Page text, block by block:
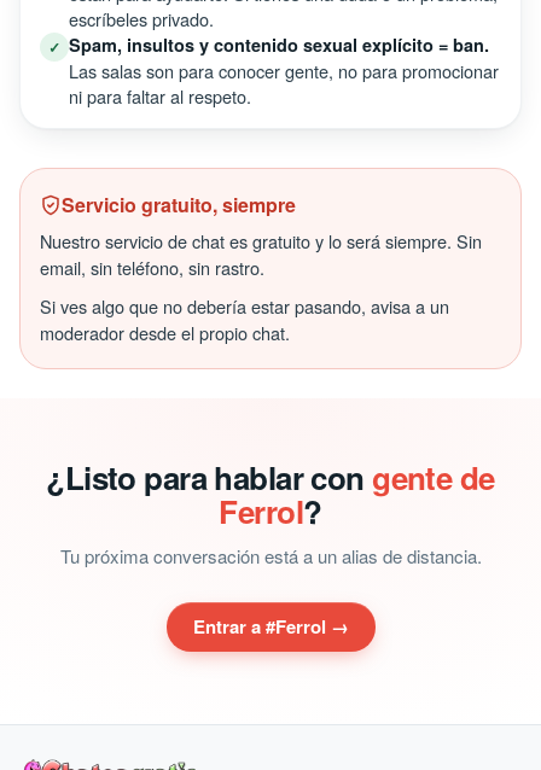
escríbeles privado.
✓ Spam, insultos y contenido sexual explícito = ban.
Las salas son para conocer gente, no para promocionar
ni para faltar al respeto.
Servicio gratuito, siempre
Nuestro servicio de chat es gratuito y lo será siempre. Sin
email, sin teléfono, sin rastro.
Si ves algo que no debería estar pasando, avisa a un
moderador desde el propio chat.
¿Listo para hablar con gente de
Ferrol?
Tu próxima conversación está a un alias de distancia.
Entrar a #Ferrol →